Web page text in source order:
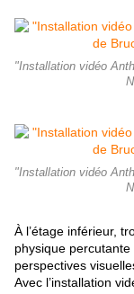
"Installation vidéo
"Installation vidéo
À l’étage inférieur,
physique percutante
perspectives
Avec l’installation